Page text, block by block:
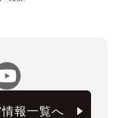
報一覧へ